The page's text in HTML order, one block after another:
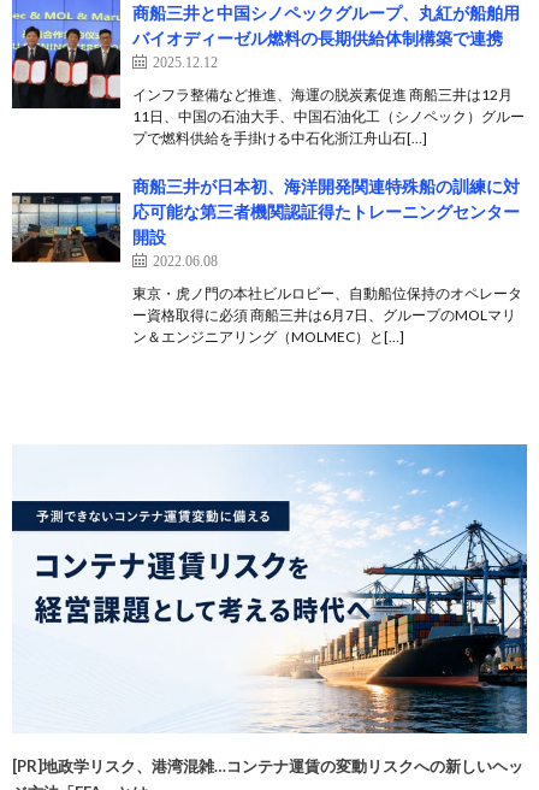
商船三井と中国シノペックグループ、丸紅が船舶用
バイオディーゼル燃料の長期供給体制構築で連携
2025.12.12
インフラ整備など推進、海運の脱炭素促進 商船三井は12月
11日、中国の石油大手、中国石油化工（シノペック）グルー
プで燃料供給を手掛ける中石化浙江舟山石[…]
商船三井が日本初、海洋開発関連特殊船の訓練に対
応可能な第三者機関認証得たトレーニングセンター
開設
2022.06.08
東京・虎ノ門の本社ビルロビー、自動船位保持のオペレータ
ー資格取得に必須 商船三井は6月7日、グループのMOLマリ
ン＆エンジニアリング（MOLMEC）と[…]
[PR]地政学リスク、港湾混雑…コンテナ運賃の変動リスクへの新しいヘッ